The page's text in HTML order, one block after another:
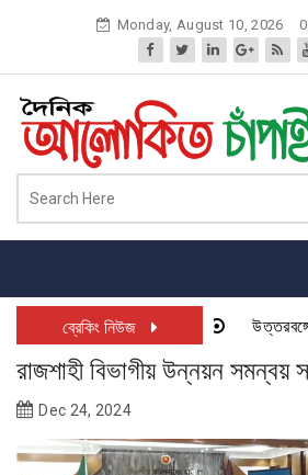
Monday, August 10, 2026
ব্রেকিং নিউজ উত্তরবঙ্গে
রাজশাহী বিভাগীয় উন্নয়ন সমন্বয়
Dec 24, 2024